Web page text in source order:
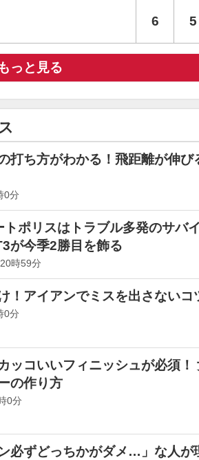
6 5
もっと見る
打ち方がわかる！飛距離が伸び
0分
ポリスはトラブル多発のサバイ
が今季2勝目を飾る
時59分
！アイアンでミスを出さないコ
0分
ッコいいフィニッシュが必須！
の作り方
0分
必ずどっちかがダメ…」な人が